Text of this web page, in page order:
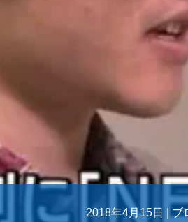
2018年4月15日 | ブ